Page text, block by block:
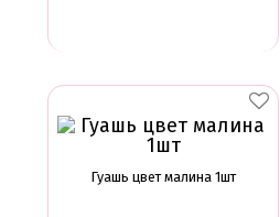
Гуашь цвет малина 1шт